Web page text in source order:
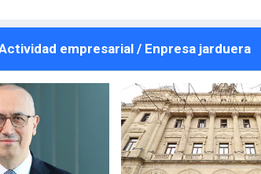
empresarial / Enpresa jarduera